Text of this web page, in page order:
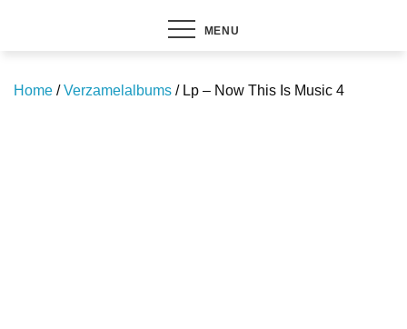
MENU
Home /Verzamelalbums / Lp – Now This Is Music 4